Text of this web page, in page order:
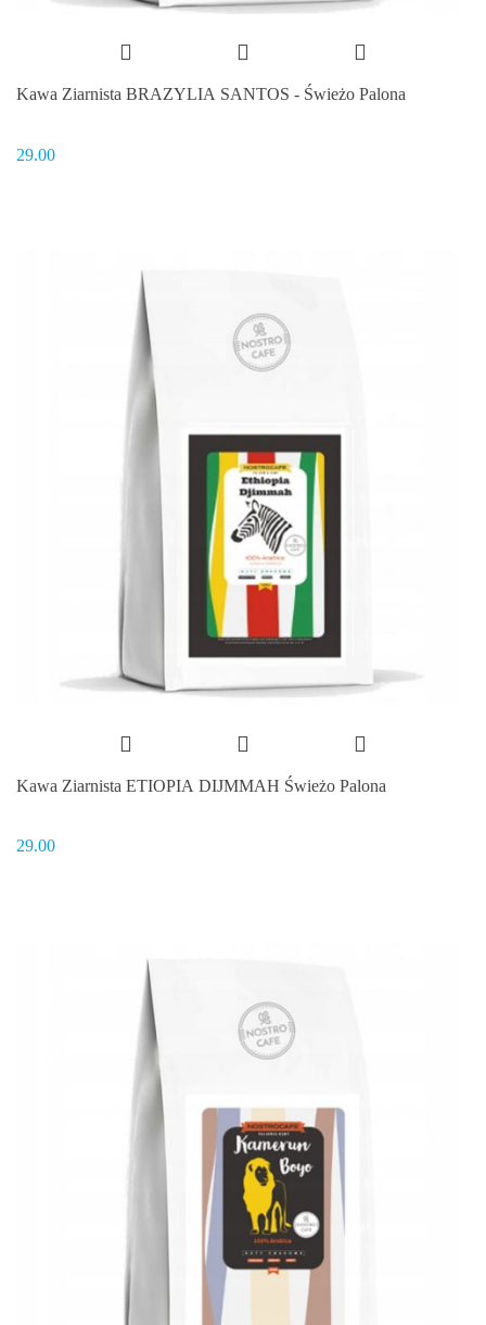
Kawa Ziarnista BRAZYLIA SANTOS - Świeżo Palona
29.00
Kawa Ziarnista ETIOPIA DIJMMAH Świeżo Palona
29.00